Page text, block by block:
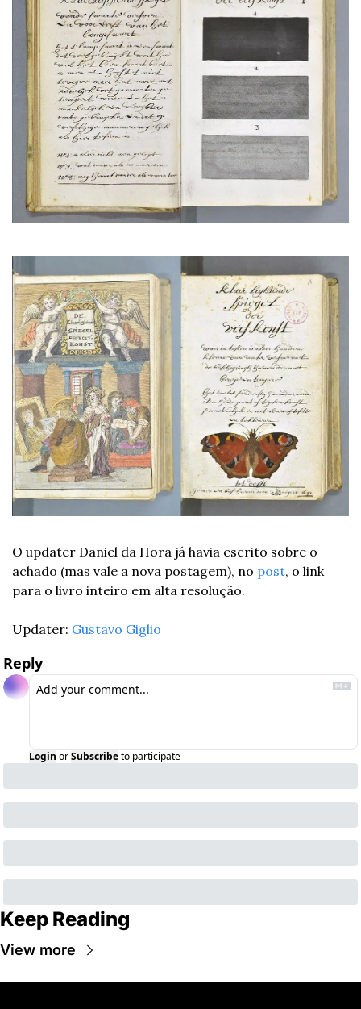
O updater Daniel da Hora já havia escrito sobre o
achado (mas vale a nova postagem), no post, o link
para o livro inteiro em alta resolução.
Updater: Gustavo Giglio
Reply
Login orSubscribeto participate
Keep Reading
View more